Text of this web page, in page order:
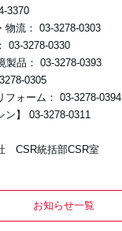
3370
物流： 03-3278-0303
0330
製品： 03-3278-0393
0305
フォーム： 03-3278-0394
ン】 03-3278-0311
CSR統括部CSR室
お知らせ一覧